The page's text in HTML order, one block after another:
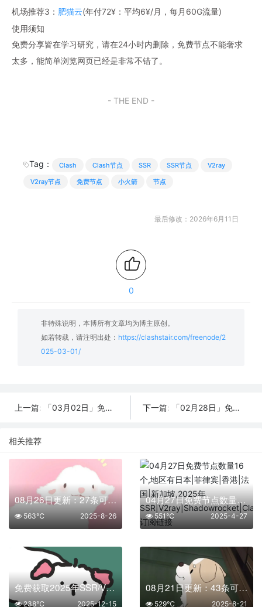
机场推荐3： 肥猫云(年付72¥：平均6¥/月，每月60G流量)
使用须知
免费分享皆在学习研究，请在24小时内删除，免费节点不能奢求
太多，能简单浏览网页已经是非常不错了。
- THE END -
Tag： Clash Clash节点 SSR SSR节点
V2ray
V2ray节点
免费节点 小火箭 节点
最后修改：2026年6月11日
0
非特殊说明，本博所有文章均为博主原创。
如若转载，请注明出处： https://clashstair.com/freenode/2
025-03-01/
上一篇: 「03月02日」免费节点数量31个，SSR/V2ray/Shadowrocket/Clash订阅链接 下一篇: 「02月28日」免费节点数量16个，SSR/V2ray/Shadowrocket/Clash订阅链接
相关推荐
08月26日更新：27条可用免费节点 | 2025年SSR/V2ray/Clash订阅链接
2025-8-26
563℃
04月27日免费节点数量16个,地区有日本|菲律宾|香港|法国|新加坡,2025年SSR|V2ray|Shadowrocket|Clash订阅链接
2025-4-27
551℃
免费获取2025年SSR/V2Ray/Clash节点 | 12月15日可用
2025-12-15
238℃
08月21日更新：43条可用免费节点 | 2025年SSR/V2ray/Clash订阅链接
2025-8-21
529℃